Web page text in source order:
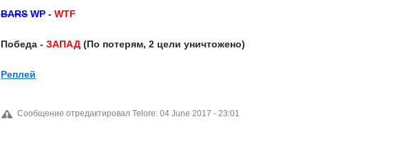
BARS WP - WTF
Победа - ЗАПАД (По потерям, 2 цели уничтожено)
Реплей
Сообщение отредактировал Telore: 04 June 2017 - 23:01